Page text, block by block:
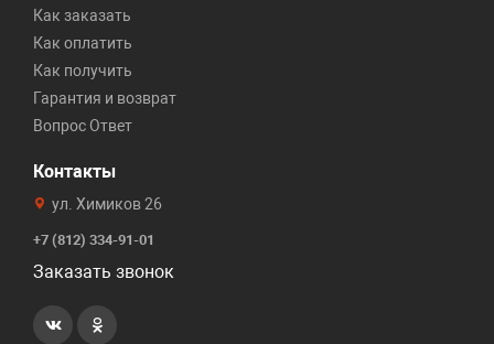
Как заказать
Как оплатить
Как получить
Гарантия и возврат
Вопрос Ответ
Контакты
ул. Химиков 26
+7 (812) 334-91-01
Заказать звонок